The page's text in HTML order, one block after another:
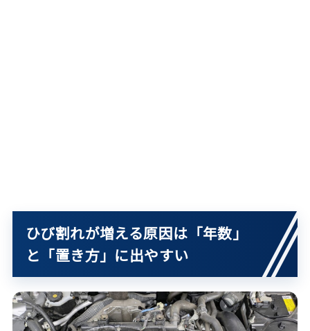
ひび割れが増える原因は「年数」
と「置き方」に出やすい